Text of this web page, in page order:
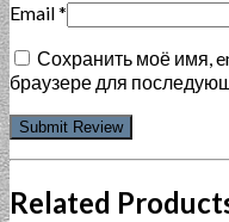
Email*
Сохранить моё имя,
браузере для
Related